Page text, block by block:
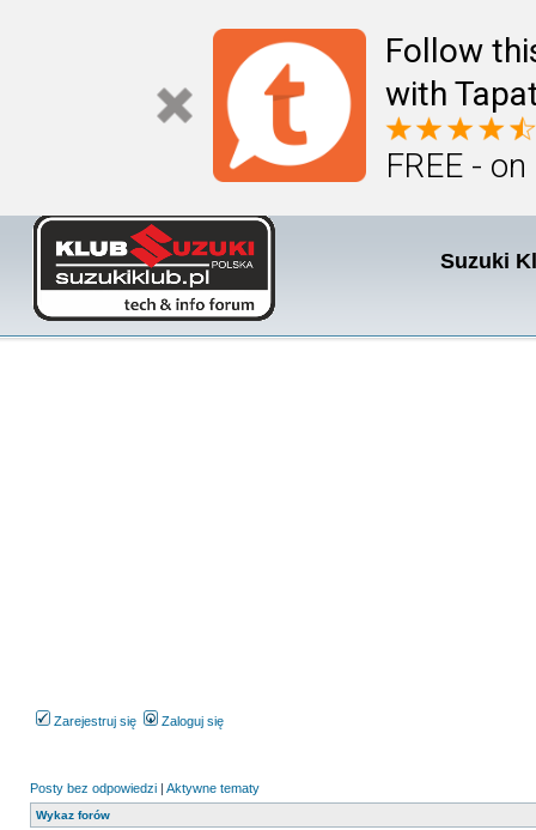
Follow
with
FREE -
Suzuki
Zarejestruj się Zaloguj się
Posty bez odpowiedzi | Aktywne tematy
Wykaz forów